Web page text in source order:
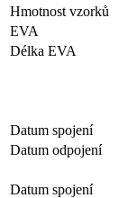
Hmotnost vzorků
EVA
Délka EVA
Datum spojení
Datum odpojení
Datum spojení